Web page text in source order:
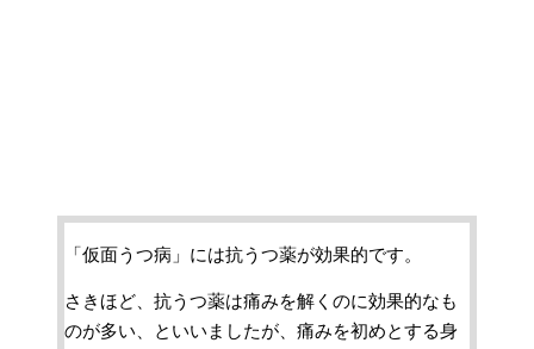
「仮面うつ病」には抗うつ薬が効果的です。
さきほど、抗うつ薬は痛みを解くのに効果的なも
のが多い、といいましたが、痛みを初めとする身